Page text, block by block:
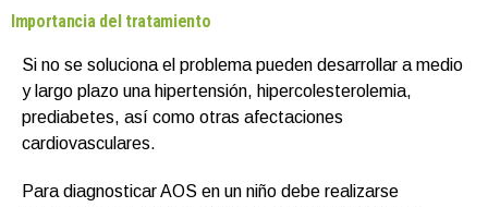
Importancia del tratamiento
Si no se soluciona el problema pueden desarrollar a medio
y largo plazo una hipertensión, hipercolesterolemia,
prediabetes, así como otras afectaciones
cardiovasculares.
Para diagnosticar AOS en un niño debe realizarse